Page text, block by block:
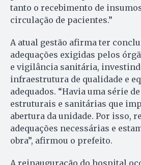
tanto o recebimento de
circulação de pacientes.”
A atual gestão afirma ter
adequações exigidas pelos
e vigilância sanitária,
infraestrutura de qualidade e
adequados. “Havia uma série
estruturais e sanitárias que
abertura da unidade. Por isso,
adequações necessárias e
obra”, afirmou o prefeito.
A reinauguração do hospital